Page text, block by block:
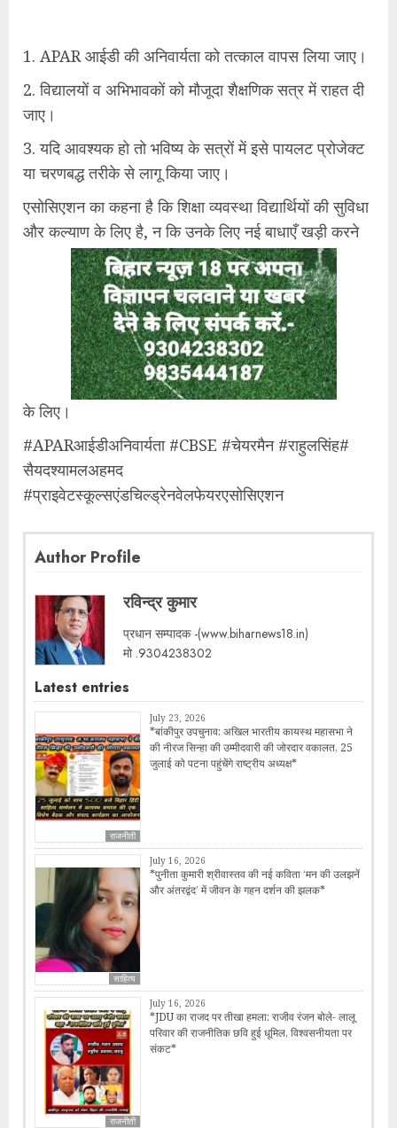
1. APAR आईडी की अनिवार्यता को तत्काल वापस लिया जाए।
2. विद्यालयों व अभिभावकों को मौजूदा शैक्षणिक सत्र में राहत दी
जाए।
3. यदि आवश्यक हो तो भविष्य के सत्रों में इसे पायलट प्रोजेक्ट
या चरणबद्ध तरीके से लागू किया जाए।
एसोसिएशन का कहना है कि शिक्षा व्यवस्था विद्यार्थियों की सुविधा
और कल्याण के लिए है, न कि उनके लिए नई बाधाएँ खड़ी करने
के लिए।
#APARआईडीअनिवार्यता #CBSE #चेयरमैन #राहुलसिंह#
सैयदश्यामलअहमद
#प्राइवेटस्कूल्सएंडचिल्ड्रेनवेलफेयरएसोसिएशन
Author Profile
रविन्द्र कुमार
प्रधान सम्पादक -(www.biharnews18.in)
मो .9304238302
Latest entries
राजनीती
July 23, 2026
*बांकीपुर उपचुनाव: अखिल भारतीय कायस्थ महासभा ने
की नीरज सिन्हा की उम्मीदवारी की जोरदार वकालत, 25
जुलाई को पटना पहुंचेंगे राष्ट्रीय अध्यक्ष*
साहित्य
July 16, 2026
*पुनीता कुमारी श्रीवास्तव की नई कविता ‘मन की उलझनें
और अंतरद्वंद’ में जीवन के गहन दर्शन की झलक*
राजनीती
July 16, 2026
*JDU का राजद पर तीखा हमला: राजीव रंजन बोले- लालू
परिवार की राजनीतिक छवि हुई धूमिल, विश्वसनीयता पर
संकट*